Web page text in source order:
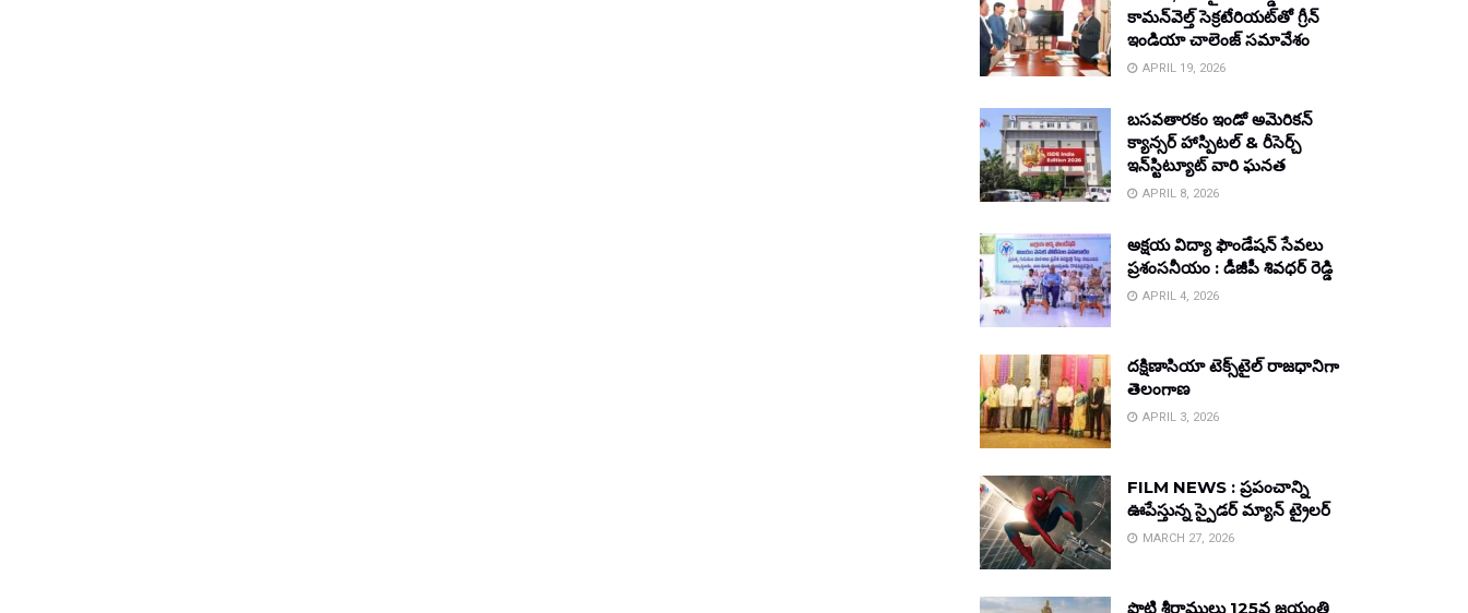
కామన్‌వెల్త్ సెక్రటేరియట్‌తో గ్రీన్
ఇండియా చాలెంజ్ సమావేశం
APRIL 19, 2026
బసవతారకం ఇండో అమెరికన్
క్యాన్సర్ హాస్పిటల్ & రీసెర్చ్
ఇన్‌స్టిట్యూట్ వారి ఘనత
APRIL 8, 2026
అక్షయ విద్యా ఫౌండేషన్ సేవలు
ప్రశంసనీయం : డీజీపీ శివధర్ రెడ్డి
APRIL 4, 2026
దక్షిణాసియా టెక్స్‌టైల్ రాజధానిగా
తెలంగాణ
APRIL 3, 2026
FILM NEWS : ప్రపంచాన్ని
ఊపేస్తున్న స్పైడర్ మ్యాన్ ట్రైలర్
MARCH 27, 2026
పొట్టి శ్రీరాములు 125వ జయంతి